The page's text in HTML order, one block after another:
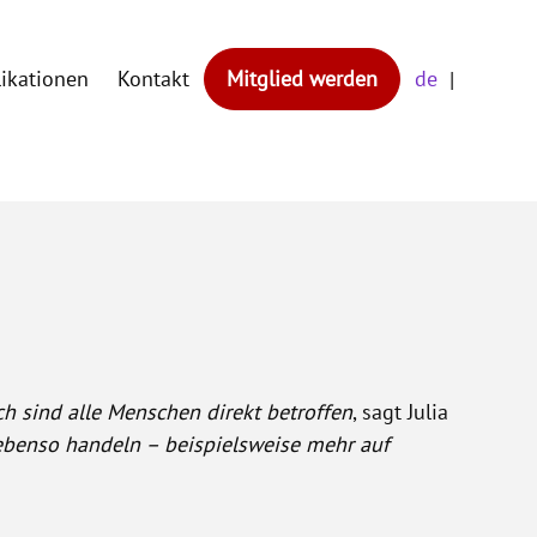
Kontakt Mitglied werden
de
sind alle Menschen direkt betroffen, sagt Julia
handeln – beispielsweise mehr auf